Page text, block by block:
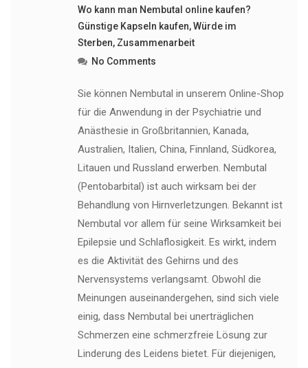
Wo kann man Nembutal online kaufen?
Günstige Kapseln kaufen,Würde im
Sterben, Zusammenarbeit
No Comments
Sie können Nembutal in unserem Online-Shop
für die Anwendung in der Psychiatrie und
Anästhesie in Großbritannien, Kanada,
Australien, Italien, China, Finnland, Südkorea,
Litauen und Russland erwerben. Nembutal
(Pentobarbital) ist auch wirksam bei der
Behandlung von Hirnverletzungen. Bekannt ist
Nembutal vor allem für seine Wirksamkeit bei
Epilepsie und Schlaflosigkeit. Es wirkt, indem
es die Aktivität des Gehirns und des
Nervensystems verlangsamt. Obwohl die
Meinungen auseinandergehen, sind sich viele
einig, dass Nembutal bei unerträglichen
Schmerzen eine schmerzfreie Lösung zur
Linderung des Leidens bietet. Für diejenigen,